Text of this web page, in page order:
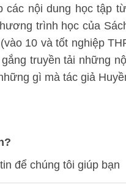
các nội dung học tập
trình học của
10 và tốt nghiệp
truyền tải những
gì mà tác giả
để chúng tôi giúp bạn